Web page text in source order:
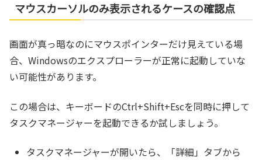
マウスカーソルのみ表示されるケースの確認点
画面が真っ暗なのにマウスポインターだけ見えている場
合、Windowsのエクスプローラーが正常に起動していな
い可能性があります。
この場合は、キーボードのCtrl+Shift+Escを同時に押して
タスクマネージャーを起動できるか試しましょう。
タスクマネージャーが開いたら、「詳細」タブから